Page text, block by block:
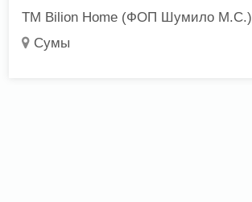
ТМ Bilion Home (ФОП Шумило М.С.)
Сумы